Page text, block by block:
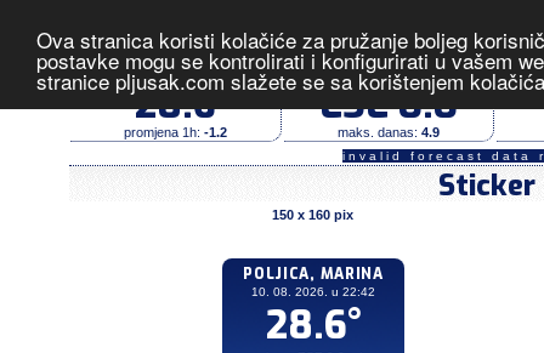
Ova stranica koristi kolačiće za pružanje boljeg
postavke mogu se kontrolirati i konfigurirati u vašem
stranice pljusak.com slažete se sa korištenjem
Poljica, Marina- izmjerene
temperatura (°C)
28.6
promjena 1h: -1.2
vjetar (m/s)
ESE 0.0
maks. danas: 4.9
invalid forecast data
Sticker
150 x 160 pix